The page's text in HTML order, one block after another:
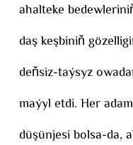
ahalteke
daş keşbiniň
deňsiz-taýsyz
maýyl etdi. Her
düşünjesi bolsa-da,